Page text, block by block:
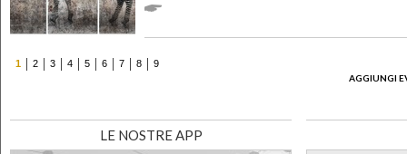
1 2 3 4 5 6 7 8
9
AGGIUNGI
LE NOSTRE APP